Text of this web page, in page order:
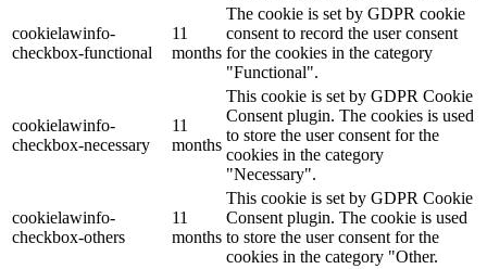
cookielawinfo-
checkbox-functional
11
months
The cookie is set by GDPR cookie
consent to record the user consent
for the cookies in the category
"Functional".
cookielawinfo-
checkbox-necessary
11
months
This cookie is set by GDPR Cookie
Consent plugin. The cookies is used
to store the user consent for the
cookies in the category
"Necessary".
cookielawinfo-
checkbox-others
11
months
This cookie is set by GDPR Cookie
Consent plugin. The cookie is used
to store the user consent for the
cookies in the category "Other.